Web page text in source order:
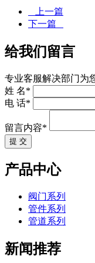
上一篇
下一篇
给我们留言
专业客服解决部门为
姓 名*
电 话*
留言内容*
提 交
产品中心
阀门系列
管件系列
管道系列
新闻推荐